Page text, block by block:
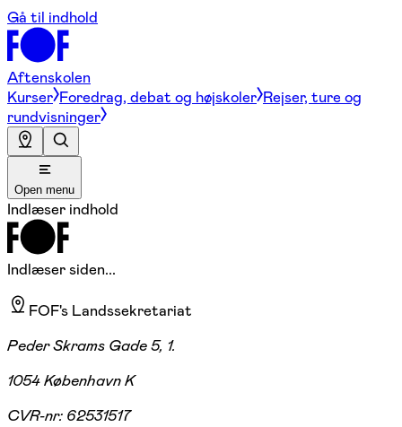
Gå til indhold
Aftenskolen
Kurser Foredrag, debat og højskoler Rejser, ture og
rundvisninger
Open menu
Indlæser indhold
Indlæser siden...
FOF's Landssekretariat
Peder Skrams Gade 5, 1.
1054 København K
CVR-nr: 62531517